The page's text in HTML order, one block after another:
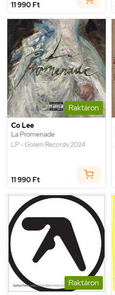
11 990 Ft
Raktáron
Co Lee
La Promenade
LP - Golem Records 2024
11 990 Ft
Raktáron